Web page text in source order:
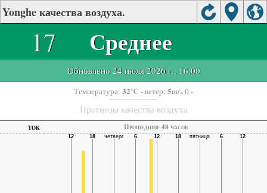
Yonghe качества воздуха.
17 Среднее
Обновлено 24 июля 2026 г., 16:00
Температура: 32°C - ветер: 5m/s 0 -
Прогнозы качества воздуха
ток Прошедшие 48 часов